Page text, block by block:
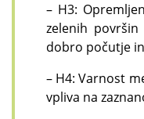
– H3:
zelenih
dobro počutje
– H4: Varnost
vpliva na